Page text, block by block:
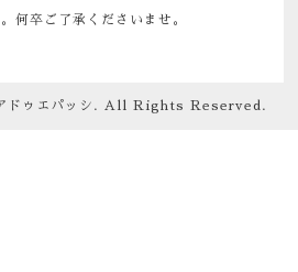
何卒ご了承くださいませ。
ゥエパッシ . All Rights Reserved.